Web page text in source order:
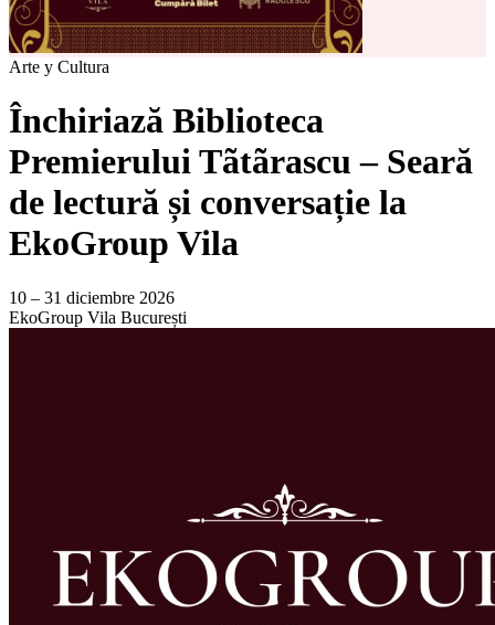
Arte y Cultura
Închiriază Biblioteca
Premierului Tãtãrascu – Seară
de lectură și conversație la
EkoGroup Vila
10 – 31 diciembre 2026
EkoGroup Vila București